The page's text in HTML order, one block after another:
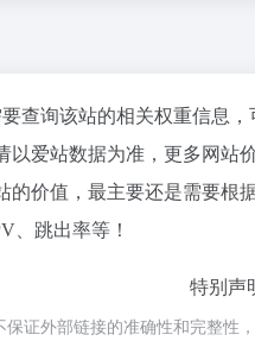
查询该站的相关权重信息，
以爱站数据为准，更多网站
的价值，最主要还是需要根
、跳出率等！
特别声
证外部链接的准确性和完整性